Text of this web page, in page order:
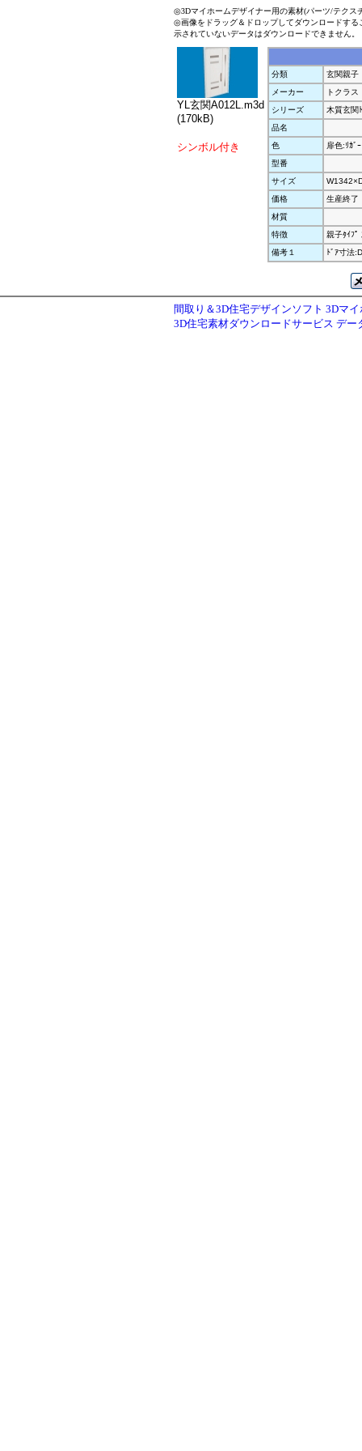
◎3Dマイホームデザイナー用の素材(パーツ/テクス
◎画像をドラッグ＆ドロップしてダウンロードす
示されていないデータはダウンロードできません。
YL玄関A012L.m3d
(170kB)
シンボル付き
分類
玄関親子
メーカー
トクラス
シリーズ
木質玄関
品名
色
扉色:ﾘｶﾞ
型番
サイズ
価格
生産終了
材質
特徴
親子ﾀｲﾌﾟ
備考１
ﾄﾞｱ寸法
間取り＆3D住宅デザインソフト 3Dマ
3D住宅素材ダウンロードサービス デー